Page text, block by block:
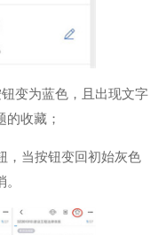
变为蓝色，且出现文字
收藏；
，当按钮变回初始灰色